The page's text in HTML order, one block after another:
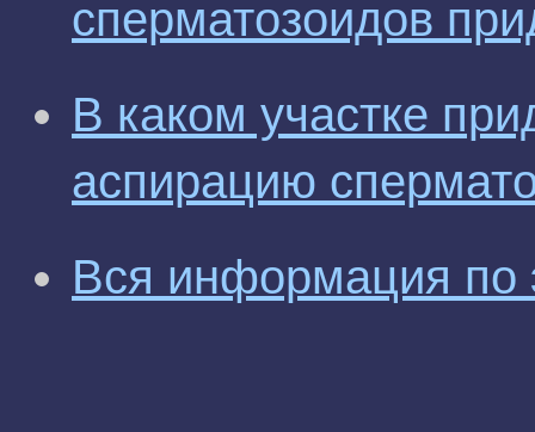
сперматозоидов
В каком участке
аспирацию
Вся информация по